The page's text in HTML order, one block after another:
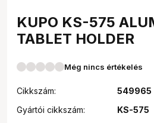
KUPO KS-575
TABLET HOLDER
Még nincs értékelés
Cikkszám:
549965
Gyártói cikkszám:
KS-575